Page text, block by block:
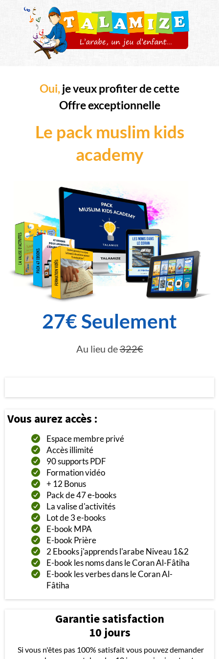
Oui,je veux profiter de cette
Offre exceptionnelle
Le pack muslim kids
academy
27€ Seulement
Au lieu de322€
Vous aurez accès :
Espace membre privé
Accès illimité
90 supports PDF
Formation vidéo
+ 12 Bonus
Pack de 47 e-books
La valise d'activités
Lot de 3 e-books
E-book MPA
E-book Prière
2 Ebooks j'apprends l'arabe Niveau 1&2
E-book les noms dans le Coran Al-Fâtiha
E-book les verbes dans le Coran Al-
Fâtiha
Garantie satisfaction
10 jours
Si vous n'êtes pas 100% satisfait vous pouvez demander